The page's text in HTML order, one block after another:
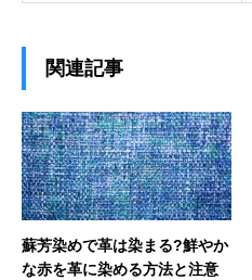
関連記事
蘇芳染めで革は染まる?鮮やか
な赤を革に染める方法と注意